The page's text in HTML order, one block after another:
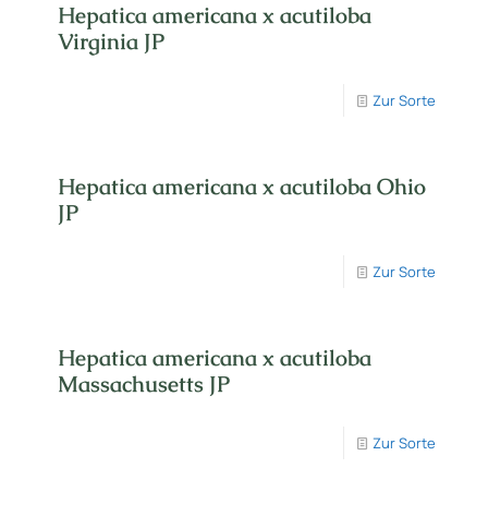
Hepatica americana x acutiloba
Virginia JP
Zur Sorte
Hepatica americana x acutiloba Ohio
JP
Zur Sorte
Hepatica americana x acutiloba
Massachusetts JP
Zur Sorte